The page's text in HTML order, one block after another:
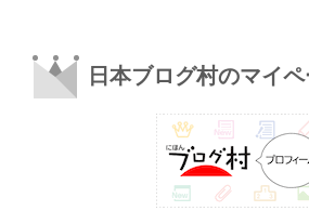
日本ブログ村のマイ